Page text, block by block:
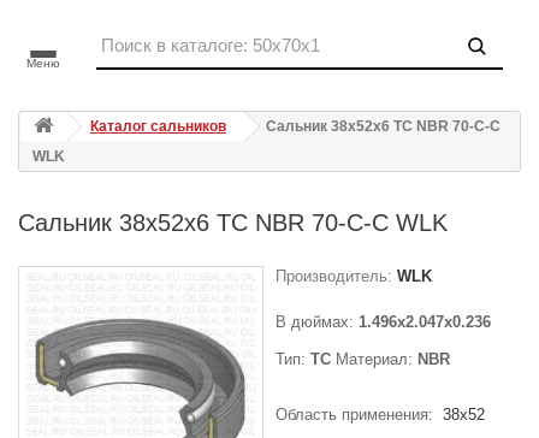
Меню
Каталог сальников
Сальник 38x52x6 TC NBR 70-C-C
WLK
Сальник 38x52x6 TC NBR 70-C-C WLK
Производитель: WLK
В дюймах: 1.496x2.047x0.236
Тип: TC Материал: NBR
Область применения: 38x52